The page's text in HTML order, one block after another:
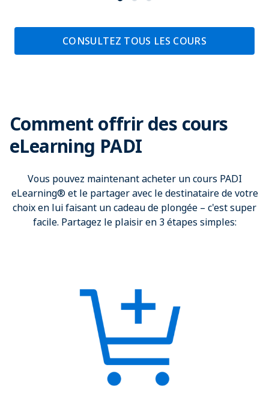
CONSULTEZ TOUS LES COURS
Comment offrir des cours
eLearning PADI
Vous pouvez maintenant acheter un cours PADI
eLearning® et le partager avec le destinataire de votre
choix en lui faisant un cadeau de plongée – c'est super
facile. Partagez le plaisir en 3 étapes simples: